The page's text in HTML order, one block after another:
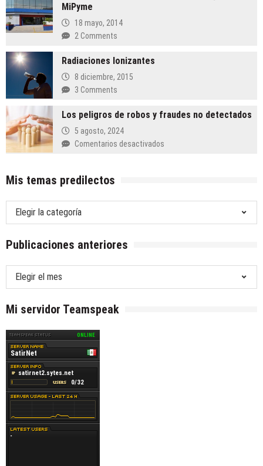
MiPyme
18 mayo, 2014
2 Comments
Radiaciones Ionizantes
8 diciembre, 2015
3 Comments
Los peligros de robos y fraudes no detectados
5 agosto, 2024
Comentarios desactivados
Mis temas predilectos
Mis
temas
Publicaciones anteriores
Publicaciones
anteriores
Mi servidor Teamspeak